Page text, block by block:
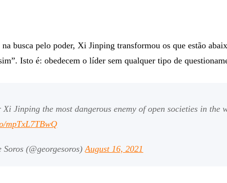
busca pelo poder, Xi Jinping transformou os que estão
Isto é: obedecem o líder sem qualquer tipo de
Xi Jinping the most dangerous enemy of open societies in the
mpTxL7TBwQ
(@georgesoros)August 16, 2021